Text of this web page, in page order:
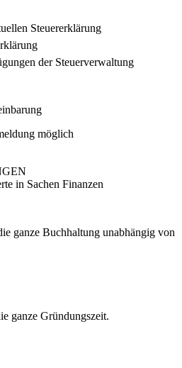
Steuererklärung
der Steuerverwaltung
möglich
in Sachen Finanzen
ganze Buchhaltung unabhängig von
ganze Gründungszeit.